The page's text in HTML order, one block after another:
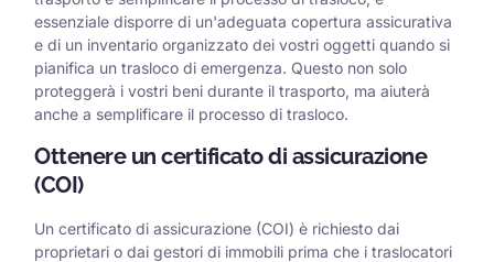
essenziale disporre di un'adeguata copertura assicurativa
e di un inventario organizzato dei vostri oggetti quando si
pianifica un trasloco di emergenza. Questo non solo
proteggerà i vostri beni durante il trasporto, ma aiuterà
anche a semplificare il processo di trasloco.
Ottenere un certificato di assicurazione
(COI)
Un certificato di assicurazione (COI) è richiesto dai
proprietari o dai gestori di immobili prima che i traslocatori